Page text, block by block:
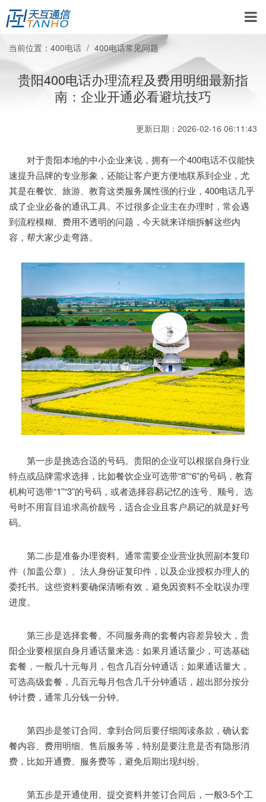
当前位置： 400电话 400电话常见问题
贵阳400电话办理流程及费用明细最新指
南：企业开通必看避坑技巧
更新日期：2026-02-16 06:11:43
对于贵阳本地的中小企业来说，拥有一个400电话不仅能快
速提升品牌的专业形象，还能让客户更方便地联系到企业，尤
其是在餐饮、旅游、教育这类服务属性强的行业，400电话几乎
成了企业必备的通讯工具。不过很多企业主在办理时，常会遇
到流程模糊、费用不透明的问题，今天就来详细拆解这些内
容，帮大家少走弯路。
第一步是挑选合适的号码。贵阳的企业可以根据自身行业
特点或品牌需求选择，比如餐饮企业可选带“8”“6”的号码，教育
机构可选带“1”“3”的号码，或者选择容易记忆的连号、顺号。选
号时不用盲目追求高价靓号，适合企业且客户易记的就是好号
码。
第二步是准备办理资料。通常需要企业营业执照副本复印
件（加盖公章）、法人身份证复印件，以及企业授权办理人的
委托书。这些资料要确保清晰有效，避免因资料不全耽误办理
进度。
第三步是选择套餐。不同服务商的套餐内容差异较大，贵
阳企业要根据自身月通话量来选：如果月通话量少，可选基础
套餐，一般几十元每月，包含几百分钟通话；如果通话量大，
可选高级套餐，几百元每月包含几千分钟通话，超出部分按分
钟计费，通常几分钱一分钟。
第四步是签订合同。拿到合同后要仔细阅读条款，确认套
餐内容、费用明细、售后服务等，特别是要注意是否有隐形消
费，比如开通费、服务费等，避免后期出现纠纷。
第五步是开通使用。提交资料并签订合同后，一般3-5个工